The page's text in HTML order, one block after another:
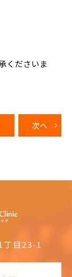
くださいま
次へ
丁目23-1